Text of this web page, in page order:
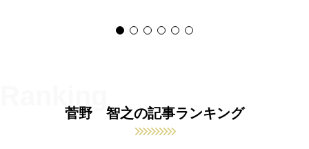
菅野 智之の記事ランキング